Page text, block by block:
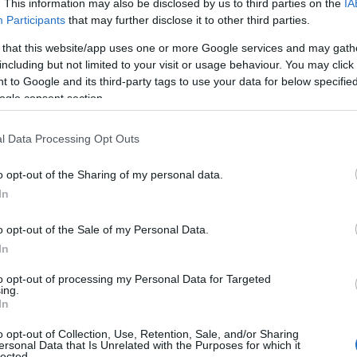
This information may also be disclosed by us to third parties on the
Participants that may further disclose it to other third parties.
that this website/app uses one or more Google services and may
but not limited to your visit or usage behaviour. You may
to Google and its third-party tags to use your data for below
consent section.
Data Processing Opt Outs
opt-out of the Sharing of my personal data.
opt-out of the Sale of my Personal Data.
opt-out of processing my Personal Data for Targeted
opt-out of Collection, Use, Retention, Sale, and/or Sharing
Data that Is Unrelated with the Purposes for which it
και το «σκέπτεσθαι».
στο ΝΗ.Μ.Α.» - Δωρέαν στο Μουσείο
LeleuκαιΝίκος Κοτσιόπουλοςεδώ και
το Μουσείο Μπενάκη / Νηματουργία
εκπαίδευσης και αναβίωσης παραδοσιακών
τα πολλαπλά στάδια επεξεργασίας του μεταξιού και
με το χέρι.
τους φακό αποτύπωσαν τις ιστορικές μηχανές
βιοτεχνικές και εμπορικές επιχειρήσεις της